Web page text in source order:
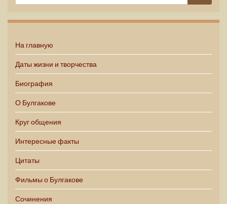
На главную
Даты жизни и творчества
Биография
О Булгакове
Круг общения
Интересные факты
Цитаты
Фильмы о Булгакове
Сочинения